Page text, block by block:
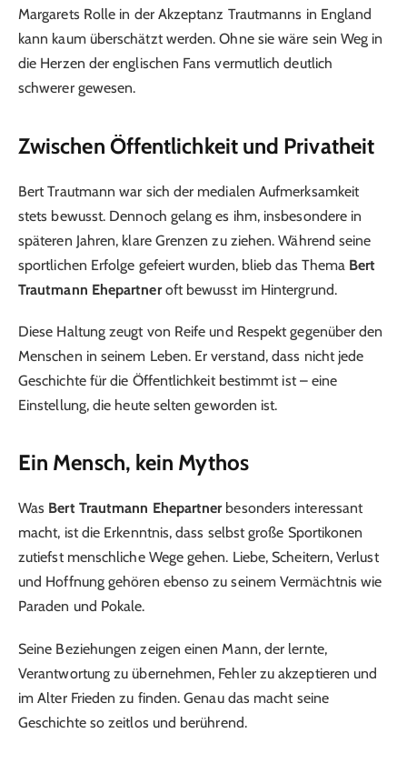
Margarets Rolle in der Akzeptanz Trautmanns in England
kann kaum überschätzt werden. Ohne sie wäre sein Weg in
die Herzen der englischen Fans vermutlich deutlich
schwerer gewesen.
Zwischen Öffentlichkeit und Privatheit
Bert Trautmann war sich der medialen Aufmerksamkeit
stets bewusst. Dennoch gelang es ihm, insbesondere in
späteren Jahren, klare Grenzen zu ziehen. Während seine
sportlichen Erfolge gefeiert wurden, blieb das Thema Bert
Trautmann Ehepartneroft bewusst im Hintergrund.
Diese Haltung zeugt von Reife und Respekt gegenüber den
Menschen in seinem Leben. Er verstand, dass nicht jede
Geschichte für die Öffentlichkeit bestimmt ist – eine
Einstellung, die heute selten geworden ist.
Ein Mensch, kein Mythos
Was Bert Trautmann Ehepartnerbesonders interessant
macht, ist die Erkenntnis, dass selbst große Sportikonen
zutiefst menschliche Wege gehen. Liebe, Scheitern, Verlust
und Hoffnung gehören ebenso zu seinem Vermächtnis wie
Paraden und Pokale.
Seine Beziehungen zeigen einen Mann, der lernte,
Verantwortung zu übernehmen, Fehler zu akzeptieren und
im Alter Frieden zu finden. Genau das macht seine
Geschichte so zeitlos und berührend.